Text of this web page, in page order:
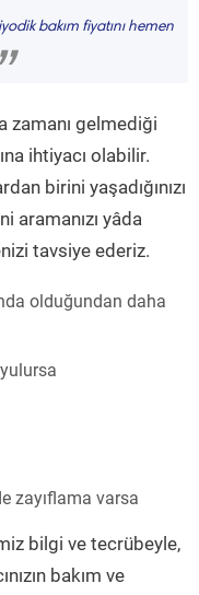
bakım fiyatını hemen
zamanı gelmediği
ihtiyacı olabilir.
birini yaşadığınızı
aramanızı yâda
tavsiye ederiz.
olduğundan daha
zayıflama varsa
bilgi ve tecrübeyle,
bakım ve